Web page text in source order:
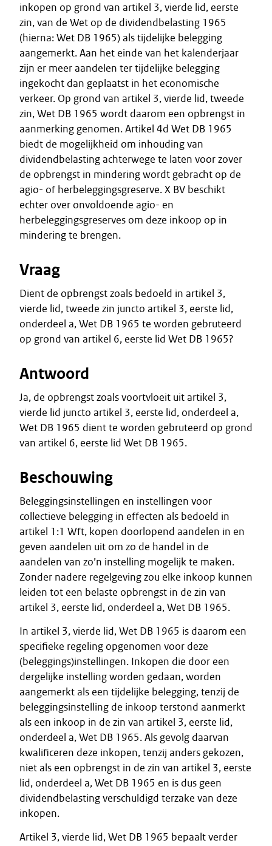
inkopen op grond van artikel 3, vierde lid, eerste
zin, van de Wet op de dividendbelasting 1965
(hierna: Wet DB 1965) als tijdelijke belegging
aangemerkt. Aan het einde van het kalenderjaar
zijn er meer aandelen ter tijdelijke belegging
ingekocht dan geplaatst in het economische
verkeer. Op grond van artikel 3, vierde lid, tweede
zin, Wet DB 1965 wordt daarom een opbrengst in
aanmerking genomen. Artikel 4d Wet DB 1965
biedt de mogelijkheid om inhouding van
dividendbelasting achterwege te laten voor zover
de opbrengst in mindering wordt gebracht op de
agio- of herbeleggingsgreserve. X BV beschikt
echter over onvoldoende agio- en
herbeleggingsgreserves om deze inkoop op in
mindering te brengen.
Vraag
Dient de opbrengst zoals bedoeld in artikel 3,
vierde lid, tweede zin juncto artikel 3, eerste lid,
onderdeel a, Wet DB 1965 te worden gebruteerd
op grond van artikel 6, eerste lid Wet DB 1965?
Antwoord
Ja, de opbrengst zoals voortvloeit uit artikel 3,
vierde lid juncto artikel 3, eerste lid, onderdeel a,
Wet DB 1965 dient te worden gebruteerd op grond
van artikel 6, eerste lid Wet DB 1965.
Beschouwing
Beleggingsinstellingen en instellingen voor
collectieve belegging in effecten als bedoeld in
artikel 1:1 Wft, kopen doorlopend aandelen in en
geven aandelen uit om zo de handel in de
aandelen van zo’n instelling mogelijk te maken.
Zonder nadere regelgeving zou elke inkoop kunnen
leiden tot een belaste opbrengst in de zin van
artikel 3, eerste lid, onderdeel a, Wet DB 1965.
In artikel 3, vierde lid, Wet DB 1965 is daarom een
specifieke regeling opgenomen voor deze
(beleggings)instellingen. Inkopen die door een
dergelijke instelling worden gedaan, worden
aangemerkt als een tijdelijke belegging, tenzij de
beleggingsinstelling de inkoop terstond aanmerkt
als een inkoop in de zin van artikel 3, eerste lid,
onderdeel a, Wet DB 1965. Als gevolg daarvan
kwalificeren deze inkopen, tenzij anders gekozen,
niet als een opbrengst in de zin van artikel 3, eerste
lid, onderdeel a, Wet DB 1965 en is dus geen
dividendbelasting verschuldigd terzake van deze
inkopen.
Artikel 3, vierde lid, Wet DB 1965 bepaalt verder